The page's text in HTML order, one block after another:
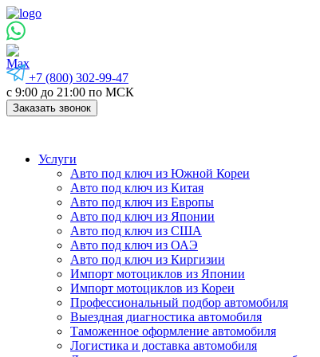
+7 (800) 302-99-47
с 9:00 до 21:00 по МСК
Заказать звонок
Услуги
Авто под ключ из Южной Кореи
Авто под ключ из Китая
Авто под ключ из Европы
Авто под ключ из Японии
Авто под ключ из США
Авто под ключ из ОАЭ
Авто под ключ из Киргизии
Импорт мотоциклов из Японии
Импорт мотоциклов из Кореи
Профессиональный подбор автомобиля
Выездная диагностика автомобиля
Таможенное оформление автомобиля
Логистика и доставка автомобиля